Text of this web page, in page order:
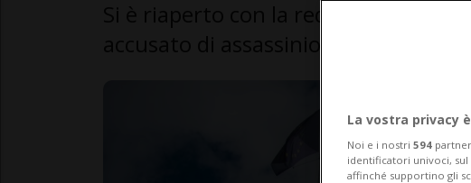
La vostra privacy
Noi e i nostri 594
identificatori univoci,
affinché supportino gli